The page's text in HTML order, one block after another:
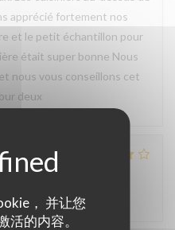
， 并让您
活的内容。
apprécié fortement nos
et le petit échantillon pour
était super bonne Nous
nous vous conseillons cet
deux